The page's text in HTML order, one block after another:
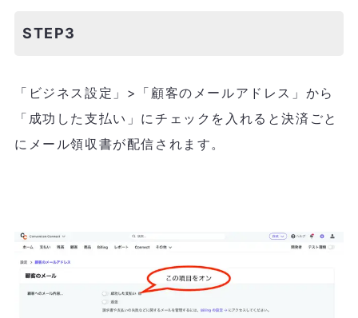
STEP3
「ビジネス設定」>「顧客のメールアドレス」から
「成功した支払い」にチェックを入れると決済ごと
にメール領収書が配信されます。